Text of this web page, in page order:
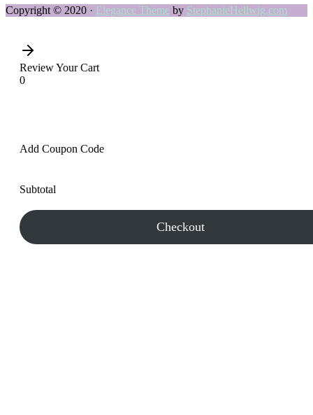
Copyright © 2020 · Elegance Theme by StephanieHellwig.com
Review Your Cart
0
Add Coupon Code
Subtotal
Checkout